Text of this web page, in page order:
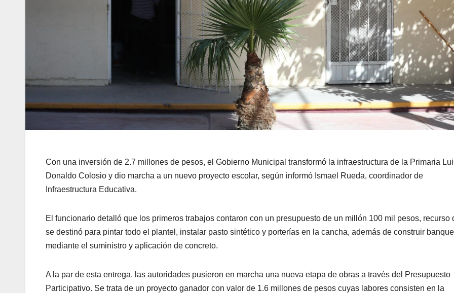
Con una inversión de 2.7 millones de pesos, el Gobierno Municipal transformó la infraestructura de la Primaria
Donaldo Colosio y dio marcha a un nuevo proyecto escolar, según informó Ismael Rueda, coordinador de
Infraestructura Educativa.
El funcionario detalló que los primeros trabajos contaron con un presupuesto de un millón 100 mil pesos, recurso
se destinó para pintar todo el plantel, instalar pasto sintético y porterías en la cancha, además de construir
mediante el suministro y aplicación de concreto.
A la par de esta entrega, las autoridades pusieron en marcha una nueva etapa de obras a través del Presupuesto
Participativo. Se trata de un proyecto ganador con valor de 1.6 millones de pesos cuyas labores consisten en la